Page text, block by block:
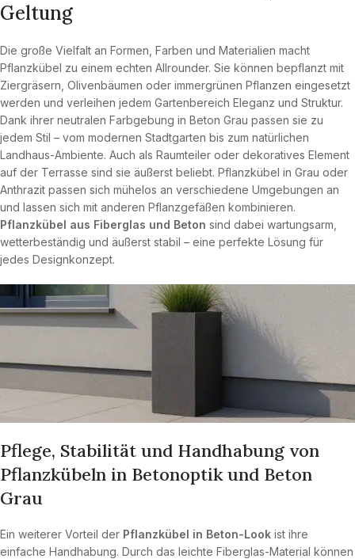
Geltung
Die große Vielfalt an Formen, Farben und Materialien macht
Pflanzkübel zu einem echten Allrounder. Sie können bepflanzt mit
Ziergräsern, Olivenbäumen oder immergrünen Pflanzen eingesetzt
werden und verleihen jedem Gartenbereich Eleganz und Struktur.
Dank ihrer neutralen Farbgebung in Beton Grau passen sie zu
jedem Stil – vom modernen Stadtgarten bis zum natürlichen
Landhaus-Ambiente. Auch als Raumteiler oder dekoratives Element
auf der Terrasse sind sie äußerst beliebt. Pflanzkübel in Grau oder
Anthrazit passen sich mühelos an verschiedene Umgebungen an
und lassen sich mit anderen Pflanzgefäßen kombinieren.
Pflanzkübel aus Fiberglas und Beton sind dabei wartungsarm,
wetterbeständig und äußerst stabil – eine perfekte Lösung für
jedes Designkonzept.
Pflege, Stabilität und Handhabung von
Pflanzkübeln in Betonoptik und Beton
Grau
Ein weiterer Vorteil der Pflanzkübel in Beton-Look ist ihre
einfache Handhabung. Durch das leichte Fiberglas-Material können